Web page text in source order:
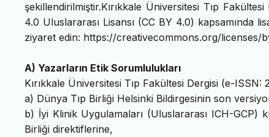
şekillendirilmiştir.Kırıkkale Üniversitesi Tıp
4.0 Uluslararası Lisansı (CC BY 4.0) kapsamında
ziyaret edin: https://creativecommons.org/licenses/
A) Yazarların Etik Sorumlulukları
Kırıkkale Üniversitesi Tıp Fakültesi Dergisi (e-
a) Dünya Tıp Birliği Helsinki Bildirgesinin son
b) İyi Klinik Uygulamaları (Uluslararası ICH-GCP)
Birliği direktiflerine,